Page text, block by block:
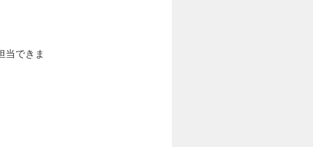
当できま